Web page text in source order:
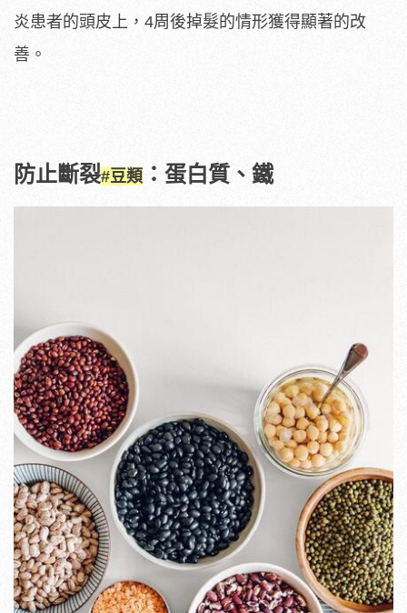
炎患者的頭皮上，4周後掉髮的情形獲得顯著的改
善。
防止斷裂#豆類 ：蛋白質、鐵